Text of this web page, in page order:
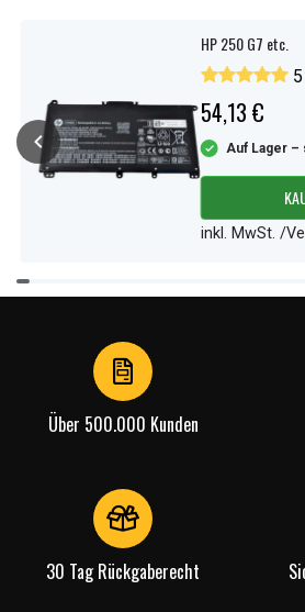
HP 250 G7 etc.
5
54,13 €
Auf Lager
inkl. MwSt. /
Item
1
Über 500.000 Kunden
30 Tag Rückgaberecht